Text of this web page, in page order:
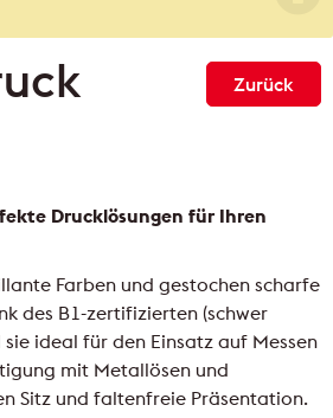
Zurück
Drucklösungen für Ihren
Farben und gestochen scharfe
des B1-zertifizierten (schwer
ideal für den Einsatz auf Messen
mit Metallösen und
Sitz und faltenfreie Präsentation.